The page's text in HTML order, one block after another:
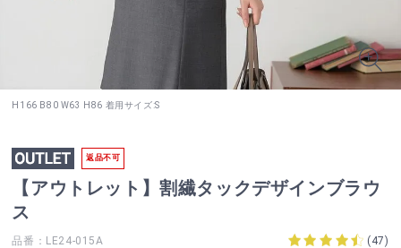
H166 B80 W63 H86 着用サイズ:S
返品不可
【アウトレット】割繊タックデザインブラウ
ス
品番：LE24-015A (47)